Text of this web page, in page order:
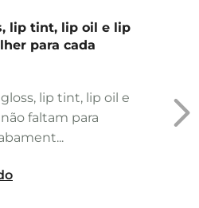
lip tint, lip oil e lip
para cada
lip tint, lip oil e
faltam para